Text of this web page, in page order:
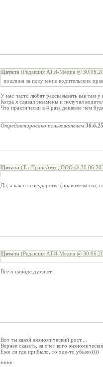
Цитата (Редакция АТИ-Медиа @
пошлина за получение водительских
У нас часто любят рассказывать как там
Когда я сдавал экзамены и получал
Что практически в 4 раза дешевле чем
Отредактировано пользователем
Цитата (ТатТрансАвто, ООО @
Да, а как от государства
Цитата (Редакция АТИ-Медиа @
Всё о народе думают.
Вот ты какой экономический рост....
Вернее сказать, за счёт кого
Еже ли где прибыло, то хде-то убыло))))
****